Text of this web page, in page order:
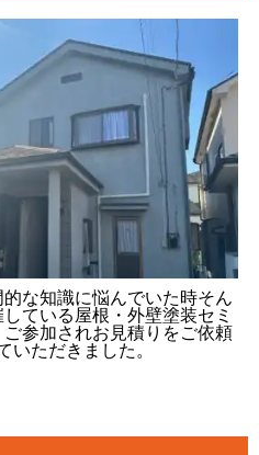
な知識に悩んでいた時そん
ている屋根・外壁塗装セミ
参加されお見積りをご依頼
いただきました。